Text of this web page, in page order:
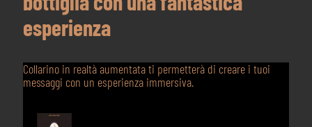
esperienza
Collarino in realtà aumentata ti permetterà di creare i tuoi
messaggi con un esperienza immersiva.